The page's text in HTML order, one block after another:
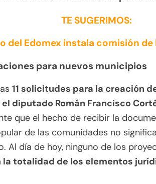
TE SUGERIMOS:
del Edomex instala comisión
para nuevos municipios
11 solicitudes para la creación
diputado Román Francisco
que el hecho de recibir la
de las comunidades no
Al día de hoy, ninguno de los
la totalidad de los elementos